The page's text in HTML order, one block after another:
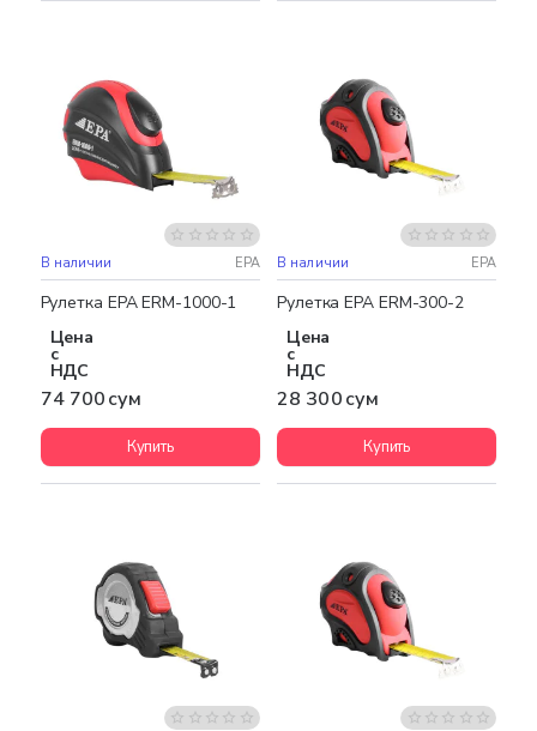
В наличии EPA
Рулетка EPA ERM-1000-1
Цена
с
НДС
74 700 сум
Купить
В наличии EPA
Рулетка EPA ERM-300-2
Цена
с
НДС
28 300 сум
Купить